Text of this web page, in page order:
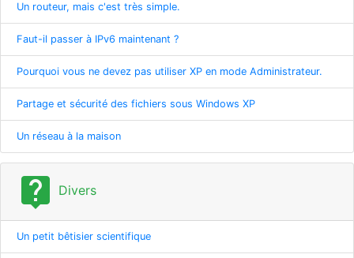
Un routeur, mais c'est très simple.
Faut-il passer à IPv6 maintenant ?
Pourquoi vous ne devez pas utiliser XP en mode Administrateur.
Partage et sécurité des fichiers sous Windows XP
Un réseau à la maison
live_help Divers
Un petit bêtisier scientifique